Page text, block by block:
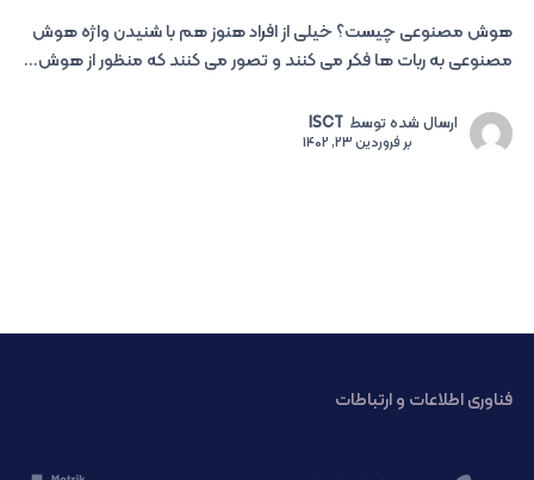
هوش مصنوعی چیست؟ خیلی از افراد هنوز هم با شنیدن واژه هوش
مصنوعی به ربات ها فکر می کنند و تصور می کنند که منظور از هوش...
ارسال شده توسط ISCT
برفروردین 23, 1402
فناوری اطلاعات و ارتباطات